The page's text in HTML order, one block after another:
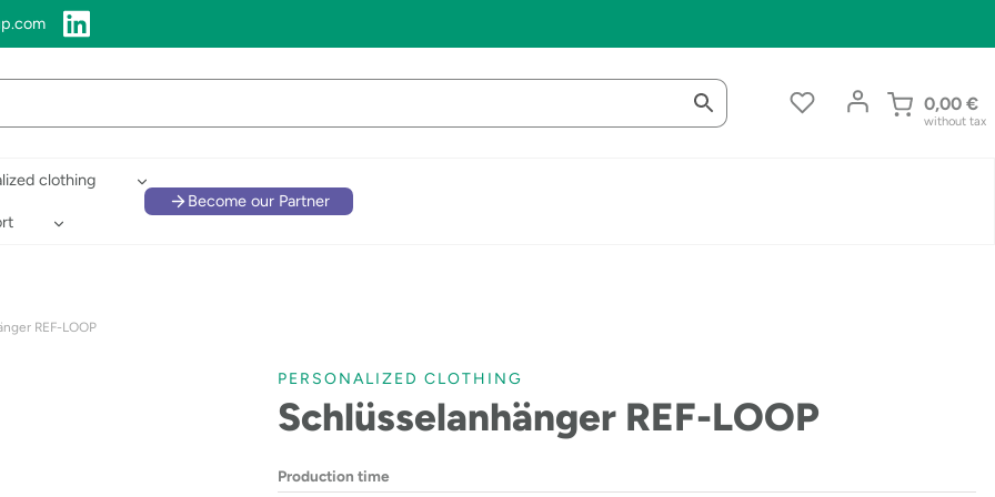
0,00 €
without tax
clothing
Become our Partner
REF-LOOP
PERSONALIZED CLOTHING
Schlüsselanhänger REF-LOOP
Production time